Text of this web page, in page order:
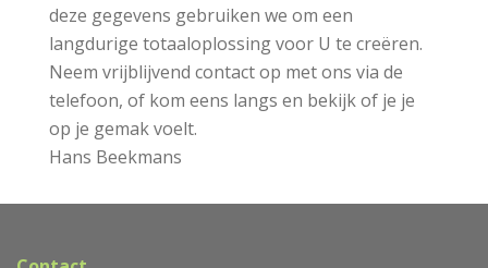
deze gegevens gebruiken we om een
langdurige totaaloplossing voor U te creëren.
Neem vrijblijvend contact op met ons via de
telefoon, of kom eens langs en bekijk of je je
op je gemak voelt.
Hans Beekmans